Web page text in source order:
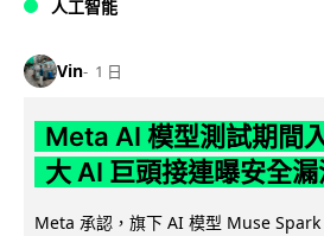
人工智能
Vin 1 日
Meta AI 模型測試期間
大 AI 巨頭接連曝安全漏
Meta 承認，旗下 AI 模型 Muse